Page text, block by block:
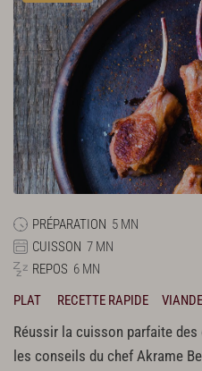
PRÉPARATION 5 MN
CUISSON 7 MN
REPOS 6 MN
PLAT
RECETTE RAPIDE VIANDE
Réussir la cuisson parfaite
les conseils du chef Akrame